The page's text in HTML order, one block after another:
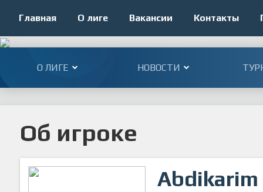
Главная О лиге Вакансии Контакты
О ЛИГЕ НОВОСТИ
Об игроке
Abdikarim